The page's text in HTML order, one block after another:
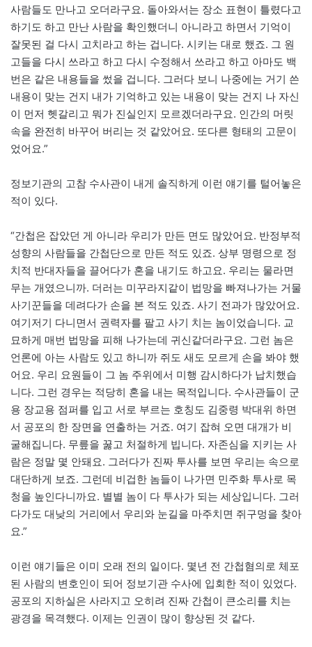
사람들도 만나고 오더라구요. 돌아와서는 장소 표현이 틀렸다고
하기도 하고 만난 사람을 확인했더니 아니라고 하면서 기억이
잘못된 걸 다시 고치라고 하는 겁니다. 시키는 대로 했죠. 그 원
고들을 다시 쓰라고 하고 다시 수정해서 쓰라고 하고 아마도 백
번은 같은 내용들을 썼을 겁니다. 그러다 보니 나중에는 거기 쓴
내용이 맞는 건지 내가 기억하고 있는 내용이 맞는 건지 나 자신
이 먼저 헷갈리고 뭐가 진실인지 모르겠더라구요. 인간의 머릿
속을 완전히 바꾸어 버리는 것 같았어요. 또다른 형태의 고문이
었어요.”
정보기관의 고참 수사관이 내게 솔직하게 이런 얘기를 털어놓은
적이 있다.
“간첩은 잡았던 게 아니라 우리가 만든 면도 많았어요. 반정부적
성향의 사람들을 간첩단으로 만든 적도 있죠. 상부 명령으로 정
치적 반대자들을 끌어다가 혼을 내기도 하고요. 우리는 물라면
무는 개였으니까. 더러는 미꾸라지같이 법망을 빠져나가는 거물
사기꾼들을 데려다가 손을 본 적도 있죠. 사기 전과가 많았어요.
여기저기 다니면서 권력자를 팔고 사기 치는 놈이었습니다. 교
묘하게 매번 법망을 피해 나가는데 귀신같더라구요. 그런 놈은
언론에 아는 사람도 있고 하니까 쥐도 새도 모르게 손을 봐야 했
어요. 우리 요원들이 그 놈 주위에서 미행 감시하다가 납치했습
니다. 그런 경우는 적당히 혼을 내는 목적입니다. 수사관들이 군
용 장교용 점퍼를 입고 서로 부르는 호칭도 김중령 박대위 하면
서 공포의 한 장면을 연출하는 거죠. 여기 잡혀 오면 대개가 비
굴해집니다. 무릎을 꿇고 처절하게 빕니다. 자존심을 지키는 사
람은 정말 몇 안돼요. 그러다가 진짜 투사를 보면 우리는 속으로
대단하게 보죠. 그런데 비겁한 놈들이 나가면 민주화 투사로 목
청을 높인다니까요. 별별 놈이 다 투사가 되는 세상입니다. 그러
다가도 대낮의 거리에서 우리와 눈길을 마주치면 쥐구멍을 찾아
요.”
이런 얘기들은 이미 오래 전의 일이다. 몇년 전 간첩혐의로 체포
된 사람의 변호인이 되어 정보기관 수사에 입회한 적이 있었다.
공포의 지하실은 사라지고 오히려 진짜 간첩이 큰소리를 치는
광경을 목격했다. 이제는 인권이 많이 향상된 것 같다.